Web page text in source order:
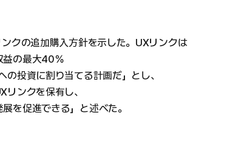
クの追加購入方針を示した。UXリンクは
益の最大40％
投資に割り当てる計画だ」とし、
リンクを保有し、
を促進できる」と述べた。